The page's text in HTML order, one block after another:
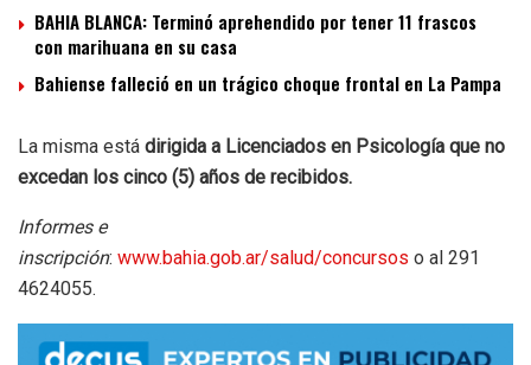
BAHIA BLANCA: Terminó aprehendido por tener 11 frascos
con marihuana en su casa
Bahiense falleció en un trágico choque frontal en La Pampa
La misma está dirigida a Licenciados en Psicología que no
excedan los cinco (5) años de recibidos.
Informes e
inscripción: www.bahia.gob.ar/salud/concursos o al 291
4624055.